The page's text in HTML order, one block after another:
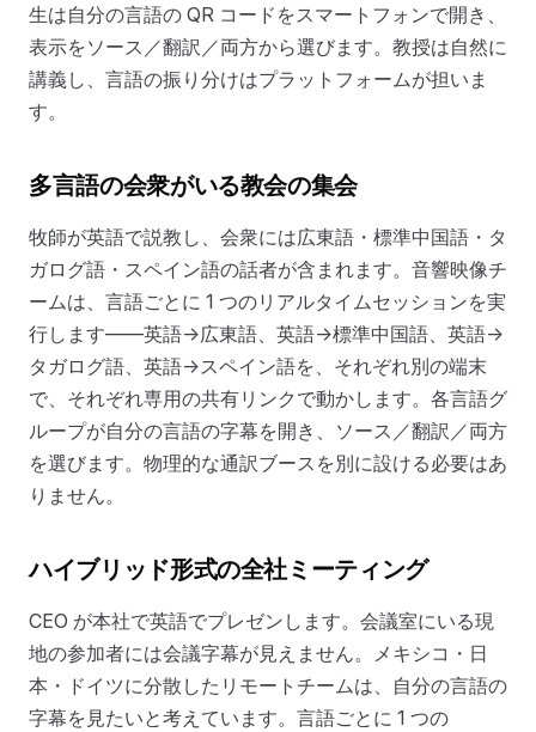
生は自分の言語の QR コードをスマートフォンで開き、
表示をソース／翻訳／両方から選びます。教授は自然に
講義し、言語の振り分けはプラットフォームが担いま
す。
多言語の会衆がいる教会の集会
牧師が英語で説教し、会衆には広東語・標準中国語・タ
ガログ語・スペイン語の話者が含まれます。音響映像チ
ームは、言語ごとに 1 つのリアルタイムセッションを実
行します——英語→広東語、英語→標準中国語、英語→
タガログ語、英語→スペイン語を、それぞれ別の端末
で、それぞれ専用の共有リンクで動かします。各言語グ
ループが自分の言語の字幕を開き、ソース／翻訳／両方
を選びます。物理的な通訳ブースを別に設ける必要はあ
りません。
ハイブリッド形式の全社ミーティング
CEO が本社で英語でプレゼンします。会議室にいる現
地の参加者には会議字幕が見えません。メキシコ・日
本・ドイツに分散したリモートチームは、自分の言語の
字幕を見たいと考えています。言語ごとに 1 つの